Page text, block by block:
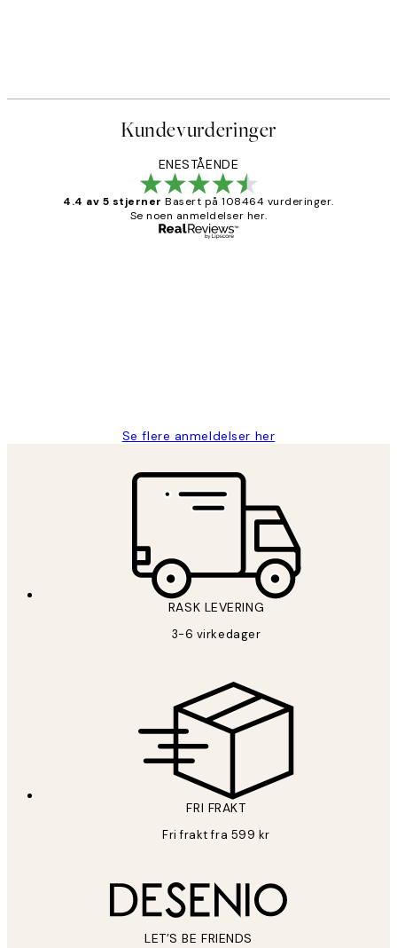
Kundevurderinger
ENESTÅENDE
4.4 av 5 stjerner Basert på 108464 vurderinger.
Se noen anmeldelser her.
Se flere anmeldelser her
RASK LEVERING
3-6 virkedager
FRI FRAKT
Fri frakt fra 599 kr
LET’S BE FRIENDS